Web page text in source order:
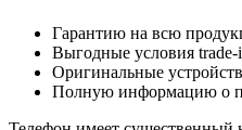
Гарантию на всю
Выгодные условия
Оригинальные
Полную информацию о